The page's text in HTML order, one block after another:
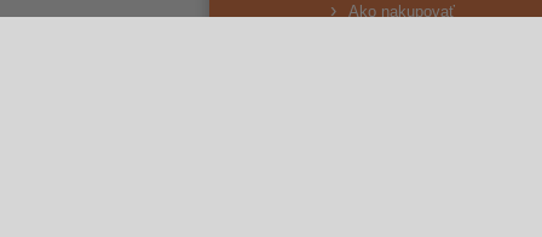
Ako nakupovať